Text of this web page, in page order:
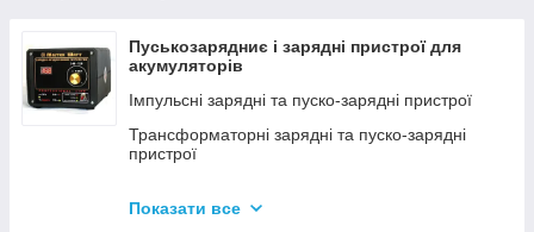
Пуськозарядниє і зарядні пристрої для
акумуляторів
Імпульсні зарядні та пуско-зарядні пристрої
Трансформаторні зарядні та пуско-зарядні
пристрої
Показати все